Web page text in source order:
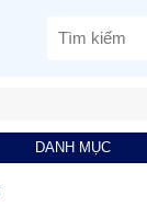
DANH MỤC